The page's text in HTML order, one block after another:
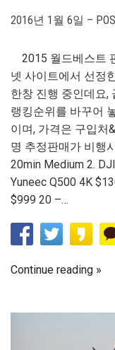
2016년 1월 6일 –
2015 월드베스트
넷 사이트에서 선정
한창 진행 중인데요,
랭킹순위를 바꾸어
이며, 가격은 구입처
명 추정판매가 비행
20min Medium 2.
Yuneec Q500 4K
$999 20 –…
Continue reading